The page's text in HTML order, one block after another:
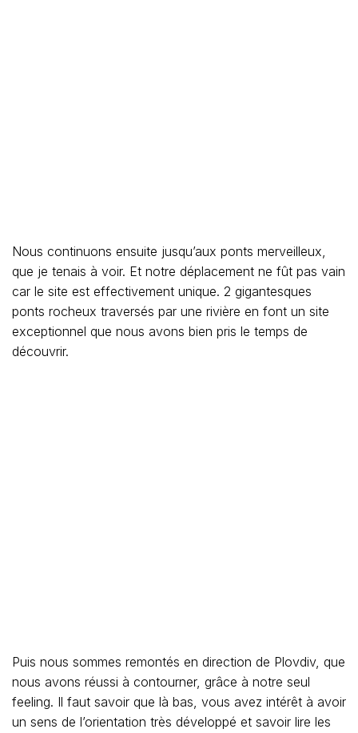
Nous continuons ensuite jusqu’aux ponts merveilleux,
que je tenais à voir. Et notre déplacement ne fût pas vain
car le site est effectivement unique. 2 gigantesques
ponts rocheux traversés par une rivière en font un site
exceptionnel que nous avons bien pris le temps de
découvrir.
Puis nous sommes remontés en direction de Plovdiv, que
nous avons réussi à contourner, grâce à notre seul
feeling. Il faut savoir que là bas, vous avez intérêt à avoir
un sens de l’orientation très développé et savoir lire les